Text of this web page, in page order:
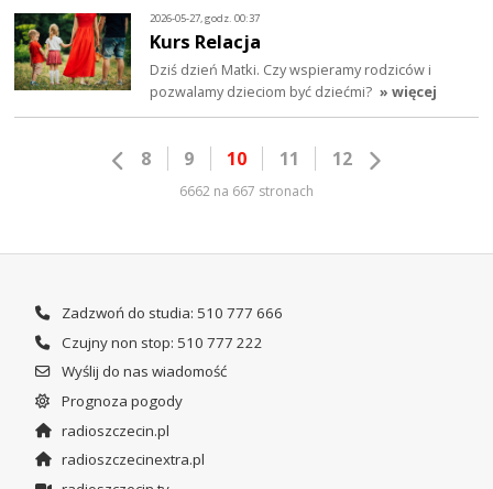
2026-05-27, godz. 00:37
Kurs Relacja
Dziś dzień Matki. Czy wspieramy rodziców i
pozwalamy dzieciom być dziećmi? » więcej
8 9 10 11 12
6662 na 667 stronach
Zadzwoń do studia: 510 777 666
Czujny non stop: 510 777 222
Wyślij do nas wiadomość
Prognoza pogody
radioszczecin.pl
radioszczecinextra.pl